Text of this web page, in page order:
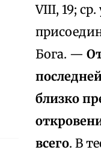
VIII, 19;
Бога. —
близко
всего. В